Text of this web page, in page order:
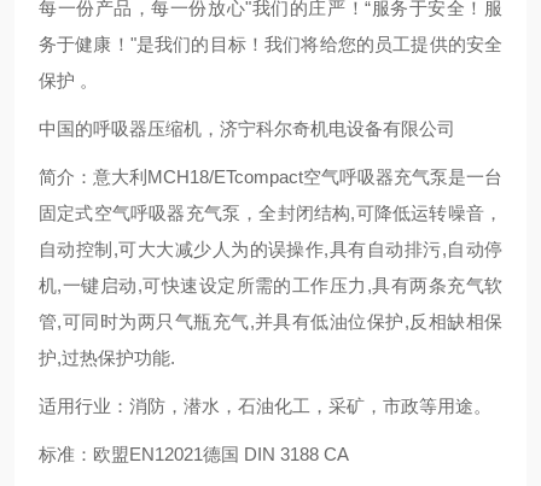
每一份产品，每一份放心"我们的庄严！“服务于安全！服
务于健康！"是我们的目标！我们将给您的员工提供的安全
保护 。
中国的呼吸器压缩机，济宁科尔奇机电设备有限公司
简介：意大利MCH18/ETcompact空气呼吸器充气泵是一台
固定式空气呼吸器充气泵，全封闭结构,可降低运转噪音，
自动控制,可大大减少人为的误操作,具有自动排污,自动停
机,一键启动,可快速设定所需的工作压力,具有两条充气软
管,可同时为两只气瓶充气,并具有低油位保护,反相缺相保
护,过热保护功能.
适用行业：消防，潜水，石油化工，采矿，市政等用途。
标准：欧盟EN12021德国 DIN 3188 CA